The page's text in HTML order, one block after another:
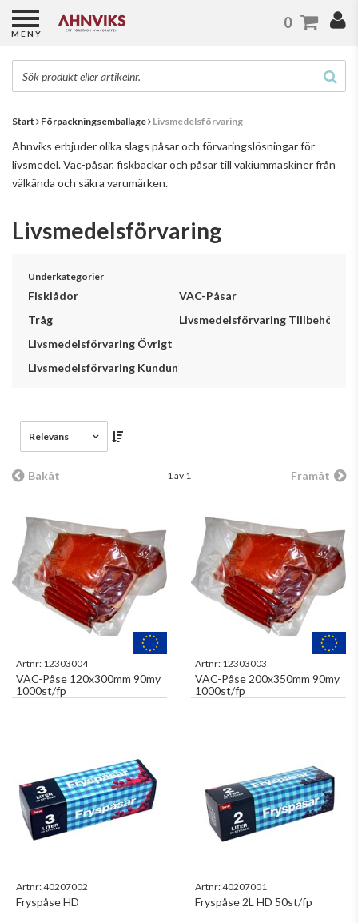
Start Förpackningsemballage Livsmedelsförvaring
Ahnviks erbjuder olika slags påsar och förvaringslösningar för
livsmedel. Vac-påsar, fiskbackar och påsar till vakiummaskiner från
välkända och säkra varumärken.
Livsmedelsförvaring
Underkategorier
Fisklådor
Tråg
VAC-Påsar
Livsmedelsförvaring Tillbehör
Livsmedelsförvaring Övrigt
Livsmedelsförvaring Kundunikt
Relevans
Bakåt 1 av 1 Framåt
Artnr: 12303004
VAC-Påse 120x300mm 90my
1000st/fp
Artnr: 12303003
VAC-Påse 200x350mm 90my
1000st/fp
Artnr:40207002
Fryspåse HD
Artnr:40207001
Fryspåse 2L HD 50st/fp
MENY
0